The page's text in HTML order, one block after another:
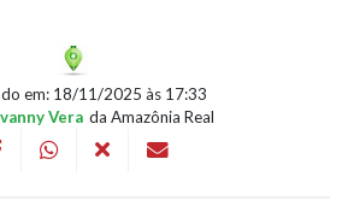
em: 18/11/2025 às 17:33
Vera da Amazônia Real